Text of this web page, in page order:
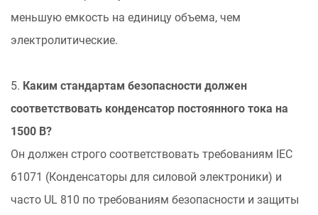
меньшую емкость на единицу объема, чем
электролитические.
5. Каким стандартам безопасности должен
соответствовать конденсатор постоянного тока на
1500 В?
Он должен строго соответствовать требованиям IEC
61071 (Конденсаторы для силовой электроники) и
часто UL 810 по требованиям безопасности и защиты